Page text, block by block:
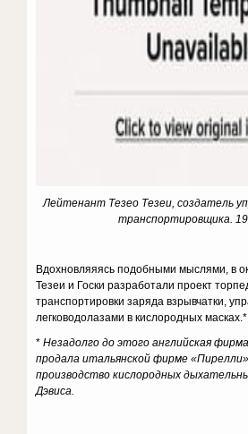
Лейтенант Тезео Тезеи, создатель
транспортировщика.
Вдохновляяясь подобными мыслями, в
Тезеи и Госки разработали проект
транспортировки заряда взрывчатки,
легководолазами в кислородных масках.*
*Незадолго до этого английская
продала итальянской фирме
производство кислородных
Дэвиса.